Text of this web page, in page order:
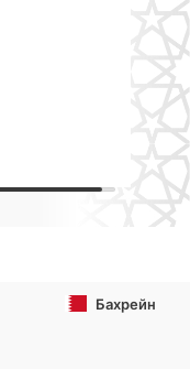
Бахрейн